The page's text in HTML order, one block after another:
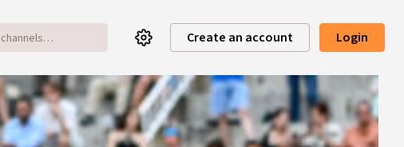
Create an account Login